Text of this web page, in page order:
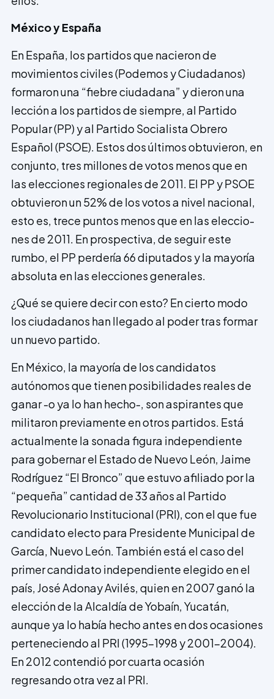
México y España
En España, los partidos que nacieron de
movimientos civiles (Podemos y Ciudadanos)
formaron una “fiebre ciudadana” y die­ron una
lección a los partidos de siempre, al Partido
Popular (PP) y al Partido Socia­lista Obrero
Español (PSOE). Estos dos últimos obtuvieron, en
conjunto, tres millones de votos menos que en
las elecciones regionales de 2011. El PP y PSOE
obtuvieron un 52% de los votos a nivel nacional,
esto es, trece puntos menos que en las eleccio­
nes de 2011. En prospectiva, de seguir este
rumbo, el PP perdería 66 diputados y la mayoría
absoluta en las elecciones gene­rales.
¿Qué se quiere decir con esto? En cierto modo
los ciudadanos han llegado al poder tras formar
un nuevo partido.
En México, la mayoría de los candidatos
autónomos que tienen posibilidades rea­les de
ganar -o ya lo han hecho-, son aspi­rantes que
militaron previamente en otros partidos. Está
actualmente la sonada figura independiente
para gobernar el Estado de Nuevo León, Jaime
Rodríguez “El Bronco” que estuvo afiliado por la
“pequeña” cantidad de 33 años al Partido
Revolucionario Institucional (PRI), con el que fue
candidato electo para Presidente Municipal de
García, Nuevo León. También está el caso del
primer candidato independiente ele­gido en el
país, José Adonay Avilés, quien en 2007 ganó la
elección de la Alcaldía de Yobaín, Yucatán,
aunque ya lo había hecho antes en dos ocasiones
perteneciendo al PRI (1995-1998 y 2001-2004).
En 2012 contendió por cuarta ocasión
regresando otra vez al PRI.